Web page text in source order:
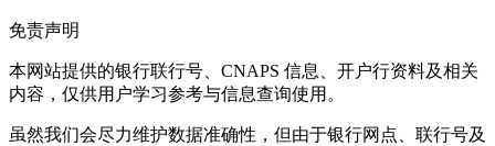
免责声明
本网站提供的银行联行号、CNAPS 信息、开户行资料及相关
内容，仅供用户学习参考与信息查询使用。
虽然我们会尽力维护数据准确性，但由于银行网点、联行号及